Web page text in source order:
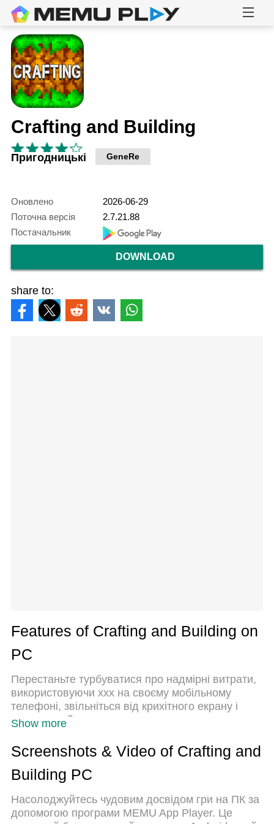
Crafting and Building
Пригодницькі GeneRe
Оновлено
2026-06-29
Поточна версія
2.7.21.88
Постачальник
DOWNLOAD
share to:
Features of Crafting and Building on
PC
Перестаньте турбуватися про надмірні витрати,
використовуючи ххх на своєму мобільному
телефоні, звільніться від крихітного екрану і
насолоджуйтеся використанням програми на
повний екран свого додатка за допомогою
клавіатури та миші. MEmu пропонує вам усі
дивовижні функції, які ви очікували: швидка
зрозумілі елементи керування, більше обмежень
від акумулятора, мобільних даних та тривожних
Show more
Screenshots & Video of Crafting and
Building PC
Насолоджуйтесь чудовим досвідом гри на ПК за
допомогою програми MEMU App Player. Це